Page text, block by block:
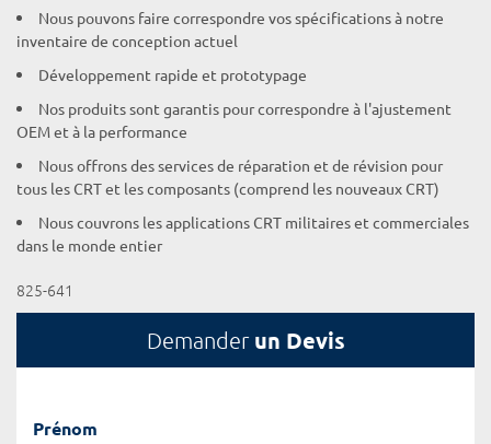
Nous pouvons faire correspondre vos spécifications à notre
inventaire de conception actuel
Développement rapide et prototypage
Nos produits sont garantis pour correspondre à l'ajustement
OEM et à la performance
Nous offrons des services de réparation et de révision pour
tous les CRT et les composants (comprend les nouveaux CRT)
Nous couvrons les applications CRT militaires et commerciales
dans le monde entier
825-641
Demander un Devis
Prénom